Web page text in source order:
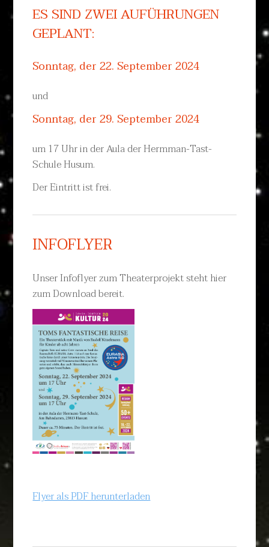
ES SIND ZWEI AUFÜHRUNGEN
GEPLANT:
Sonntag, der 22. September 2024
und
Sonntag, der 29. September 2024
um 17 Uhr in der Aula der Hermman-Tast-
Schule Husum.
Der Eintritt ist frei.
INFOFLYER
Unser Infoflyer zum Theaterprojekt steht hier
zum Download bereit.
Flyer als PDF herunterladen